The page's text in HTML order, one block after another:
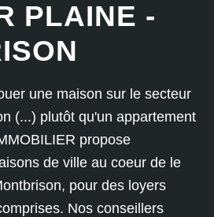
PLAINE -
une maison sur le secteur
(...) plutôt qu'un appartement
propose
de ville au coeur de le
pour des loyers
Nos conseillers